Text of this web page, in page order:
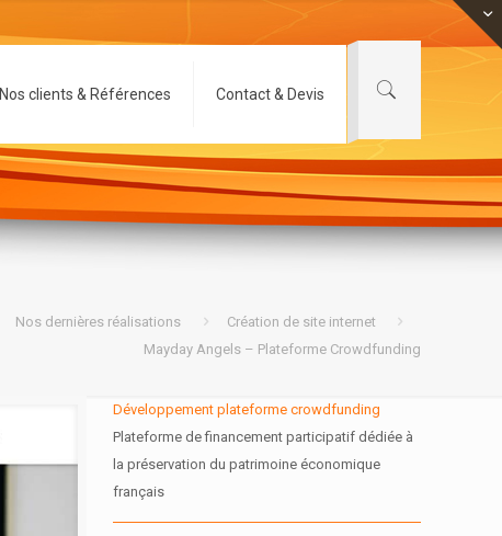
Nos clients & Références Contact & Devis
Nos dernières réalisations
Création de site internet
Mayday Angels – Plateforme Crowdfunding
Développement plateforme crowdfunding
Plateforme de financement participatif dédiée à
la préservation du patrimoine économique
français